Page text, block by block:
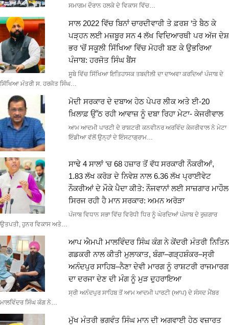
ਸਮਾਗਮ ਦੌਰਾਨ ਹਲਕੇ ਦੇ ਵਿਕਾਸ ਵਿੱਚ…
ਸਾਲ 2022 ਵਿੱਚ ਬਿਨਾਂ ਚਾਰਦੀਵਾਰੀ ਤੇ ਫ਼ਰਸ਼ ‘ਤੇ ਬੈਠ ਕੇ
ਪੜ੍ਹਨ ਲਈ ਮਜ਼ਬੂਰ ਸਨ 4 ਲੱਖ ਵਿਦਿਆਰਥੀ ਪਰ ਅੱਜ ਦੇਸ਼
ਭਰ ‘ਚੋਂ ਸਕੂਲੀ ਸਿੱਖਿਆ ਵਿੱਚ ਮੋਹਰੀ ਬਣ ਕੇ ਉਭਰਿਆ
ਪੰਜਾਬ: ਹਰਜੋਤ ਸਿੰਘ ਬੈਂਸ
ਸੂਬੇ ਵਿੱਚ ਸਿੱਖਿਆ ਇਤਿਹਾਸਕ ਤਬਦੀਲੀ ਦਾ ਦਾਅਵਾ ਕਰਦਿਆਂ ਪੰਜਾਬ ਦੇ
ਸਿੱਖਿਆ ਮੰਤਰੀ ਸ. ਹਰਜੋਤ ਸਿੰਘ…
ਮੋਦੀ ਸਰਕਾਰ ਦੇ ਦਬਾਅ ਹੇਠ ਪੇਪਰ ਲੀਕ ਅਤੇ ਈ-20
ਖ਼ਿਲਾਫ਼ ਉੱਠ ਰਹੀ ਆਵਾਜ਼ ਨੂੰ ਦਬਾ ਰਿਹਾ ਮੇਟਾ- ਕੇਜਰੀਵਾਲ
ਆਮ ਆਦਮੀ ਪਾਰਟੀ ਦੇ ਰਾਸ਼ਟਰੀ ਕਨਵੀਨਰ ਅਰਵਿੰਦ ਕੇਜਰੀਵਾਲ ਨੇ ਮੇਟਾ
ਇੰਡੀਆ ਵੱਲੋਂ ਉਨ੍ਹਾਂ ਦੇ ਇੰਸਟਾਗ੍ਰਾਮ…
ਸਾਢੇ 4 ਸਾਲਾਂ ‘ਚ 68 ਹਜ਼ਾਰ ਤੋਂ ਵੱਧ ਸਰਕਾਰੀ ਨੌਕਰੀਆਂ,
1.83 ਲੱਖ ਕਰੋੜ ਦੇ ਨਿਵੇਸ਼ ਨਾਲ 6.36 ਲੱਖ ਪ੍ਰਾਈਵੇਟ
ਨੌਕਰੀਆਂ ਦੇ ਮੌਕੇ ਪੈਦਾ ਕੀਤੇ: ਨੌਜਵਾਨਾਂ ਲਈ ਸਾਜ਼ਗਾਰ ਮਾਹੌਲ
ਸਿਰਜ ਰਹੀ ਹੈ ਮਾਨ ਸਰਕਾਰ: ਅਮਨ ਅਰੋੜਾ
ਪੰਜਾਬ ਵਿਧਾਨ ਸਭਾ ਵਿੱਚ ਵਿਰੋਧੀ ਧਿਰ ਨੂੰ ਘੇਰਦਿਆਂ ਪੰਜਾਬ ਦੇ ਰੁਜ਼ਗਾਰ
ਉਤਪਤੀ, ਹੁਨਰ ਵਿਕਾਸ ਅਤੇ…
ਆਪ ਐਮਪੀ ਮਾਲਵਿੰਦਰ ਸਿੰਘ ਕੰਗ ਨੇ ਕੇਂਦਰੀ ਮੰਤਰੀ ਨਿਤਿਨ
ਗਡਕਰੀ ਨਾਲ ਕੀਤੀ ਮੁਲਾਕਾਤ, ਬੰਗਾ–ਗੜ੍ਹਸ਼ੰਕਰ–ਸ੍ਰੀ
ਅਨੰਦਪੁਰ ਸਾਹਿਬ–ਨੈਣਾ ਦੇਵੀ ਮਾਰਗ ਨੂੰ ਰਾਸ਼ਟਰੀ ਰਾਜਮਾਰਗ
ਦਾ ਦਰਜਾ ਦੇਣ ਦੀ ਮੰਗ ਨੂੰ ਮੁੜ ਦੁਹਰਾਇਆ
ਸ੍ਰੀ ਅਨੰਦਪੁਰ ਸਾਹਿਬ ਤੋਂ ਆਮ ਆਦਮੀ ਪਾਰਟੀ (ਆਪ) ਦੇ ਸੰਸਦ ਮੈਂਬਰ
ਮਾਲਵਿੰਦਰ ਸਿੰਘ ਕੰਗ ਨੇ…
ਮੁੱਖ ਮੰਤਰੀ ਭਗਵੰਤ ਸਿੰਘ ਮਾਨ ਦੀ ਅਗਵਾਈ ਹੇਠ ਵਜ਼ਾਰਤ